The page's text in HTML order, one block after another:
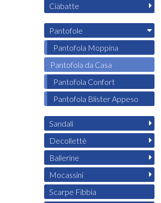
Ciabatte
Pantofole
Pantofola Moppina
Pantofola da Casa
Pantofola Confort
Pantofola Blister Appeso
Sandali
Decollettè
Ballerine
Mocassini
Scarpe Fibbia